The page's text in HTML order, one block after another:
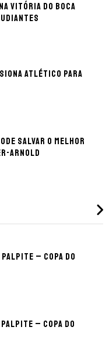
vitória do Boca
Atlético para
salvar o melhor
Arnold
– Copa do
– Copa do